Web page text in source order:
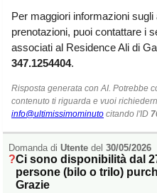
Per maggiori informazioni
prenotazioni, puoi contattare i
associati al Residence Ali di
347.1254404.
Risposta generata con AI. Potrebbe
contenuto ti riguarda e vuoi
info@ultimissimominuto citando l'ID
Domanda di Utente del 30/05/2026
Ci sono disponibilità dal
persone (bilo o trilo)
Grazie
Marche(242)
Molise(38)
Puglia(787)
Sicilia(824)
Toscana(448)